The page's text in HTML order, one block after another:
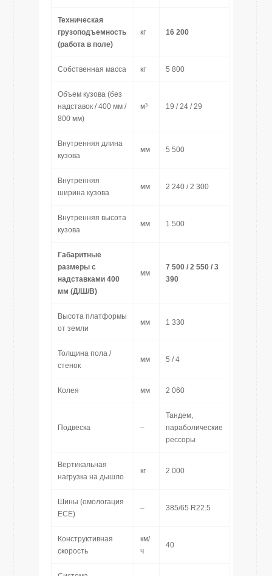
Техническая
грузоподъемность
(работа в поле)
кг 16 200
Собственная масса кг 5 800
Объем кузова (без
надставок / 400 мм /
800 мм)
м³ 19 / 24 / 29
Внутренняя длина
кузова
мм 5 500
Внутренняя
ширина кузова
мм 2 240 / 2 300
Внутренняя высота
кузова
мм 1 500
Габаритные
размеры с
надставками 400
мм (Д/Ш/В)
мм
7 500 / 2 550 / 3
390
Высота платформы
от земли
мм 1 330
Толщина пола /
стенок
мм 5 / 4
Колея мм 2 060
Подвеска –
Тандем,
параболические
рессоры
Вертикальная
нагрузка на дышло
кг 2 000
Шины (омологация
ECE)
– 385/65 R22.5
Конструктивная
скорость
км/
ч
40